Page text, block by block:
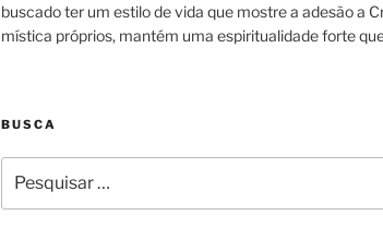
buscado ter um estilo de vida que mostre a adesão a
mística próprios, mantém uma espiritualidade forte
BUSCA
por: